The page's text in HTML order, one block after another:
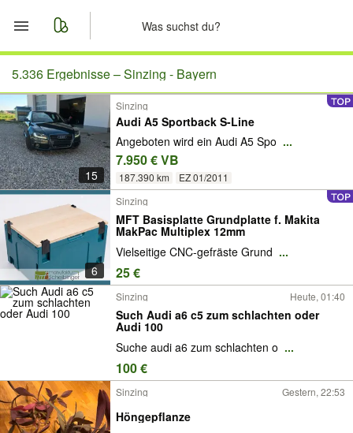
Start
Merkliste
Nachrichten
Anzeige aufgeben
5.336 Ergebnisse –Sinzing - Bayern
15
Sinzing
Audi A5 Sportback S-Line
Angeboten wird ein Audi A5 Spo ...
7.950 € VB
187.390 km EZ 01/2011
6
Sinzing
MFT Basisplatte Grundplatte f. Makita
MakPac Multiplex 12mm
Vielseitige CNC-gefräste Grund ...
25 €
Sinzing Heute, 01:40
Such Audi a6 c5 zum schlachten oder
Audi 100
Suche audi a6 zum schlachten o ...
100 €
Sinzing Gestern, 22:53
Höngepflanze